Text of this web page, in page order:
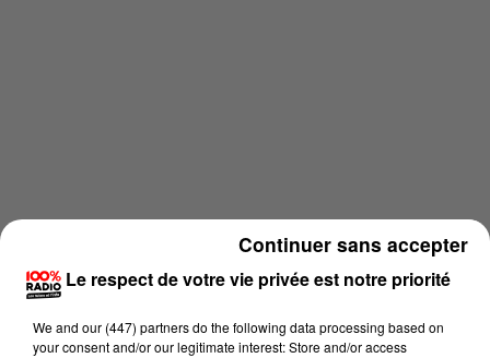
Le respect de votre vie privée est notre priorité
We and our (447) partnersdo the following data processing based on
your consent and/or our legitimate interest: Store and/or access
Continuer sans accepter